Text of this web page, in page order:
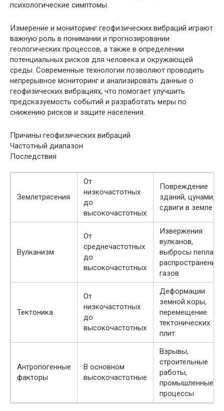
психологические симптомы.
Измерение и мониторинг геофизических вибраций играют
важную роль в понимании и прогнозировании
геологических процессов, а также в определении
потенциальных рисков для человека и окружающей
среды. Современные технологии позволяют проводить
непрерывное мониторинг и анализировать данные о
геофизических вибрациях, что помогает улучшить
предсказуемость событий и разработать меры по
снижению рисков и защите населения.
Причины геофизических вибраций
Частотный диапазон
Последствия
Землетрясения
От
низкочастотных
до
высокочастотных
Повреждение
зданий, цунами,
сдвиги в земле
Вулканизм
От
среднечастотных
до
высокочастотных
Извержения
вулканов,
выбросы пепла,
распространение
газов
Тектоника
От
низкочастотных
до
высокочастотных
Деформации
земной коры,
перемещение
тектонических
плит
Антропогенные
факторы
В основном
высокочастотные
Взрывы,
строительные
работы,
промышленные
процессы